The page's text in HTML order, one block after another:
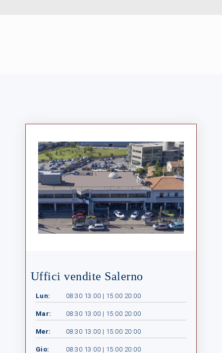
Uffici vendite Salerno
Lun: 08:30 13:00 | 15:00 20:00
Mar: 08:30 13:00 | 15:00 20:00
Mer: 08:30 13:00 | 15:00 20:00
Gio: 08:30 13:00 | 15:00 20:00